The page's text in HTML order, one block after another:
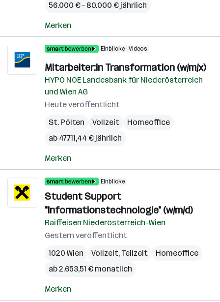
56.000 € – 80.000 € jährlich
Merken
Einblicke Videos
Mitarbeiter:in Transformation (w/m/x)
HYPO NOE Landesbank für Niederösterreich
und Wien AG
Heute veröffentlicht
St. Pölten
Vollzeit
Homeoffice
ab 47.711,44 € jährlich
Merken
Einblicke
Student Support
"Informationstechnologie" (w/m/d)
Raiffeisen Niederösterreich-Wien
Gestern veröffentlicht
1020 Wien
Vollzeit, Teilzeit
Homeoffice
ab 2.653,51 € monatlich
Merken